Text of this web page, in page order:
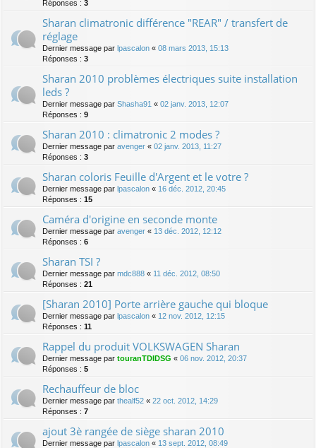
Réponses : 3
Sharan climatronic différence "REAR" / transfert de
réglage
Dernier message par lpascalon « 08 mars 2013, 15:13
Réponses : 3
Sharan 2010 problèmes électriques suite installation
leds ?
Dernier message par Shasha91 « 02 janv. 2013, 12:07
Réponses : 9
Sharan 2010 : climatronic 2 modes ?
Dernier message par avenger « 02 janv. 2013, 11:27
Réponses : 3
Sharan coloris Feuille d'Argent et le votre ?
Dernier message par lpascalon « 16 déc. 2012, 20:45
Réponses : 15
Caméra d'origine en seconde monte
Dernier message par avenger « 13 déc. 2012, 12:12
Réponses : 6
Sharan TSI ?
Dernier message par mdc888 « 11 déc. 2012, 08:50
Réponses : 21
[Sharan 2010] Porte arrière gauche qui bloque
Dernier message par lpascalon « 12 nov. 2012, 12:15
Réponses : 11
Rappel du produit VOLKSWAGEN Sharan
Dernier message par touranTDIDSG « 06 nov. 2012, 20:37
Réponses : 5
Rechauffeur de bloc
Dernier message par thealf52 « 22 oct. 2012, 14:29
Réponses : 7
ajout 3è rangée de siège sharan 2010
Dernier message par lpascalon « 13 sept. 2012, 08:49